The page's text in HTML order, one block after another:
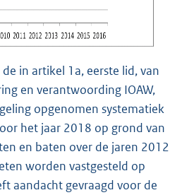
in artikel 1a, eerste lid, van
en verantwoording IOAW,
opgenomen systematiek
het jaar 2018 op grond van
en baten over de jaren 2012
worden vastgesteld op
aandacht gevraagd voor de